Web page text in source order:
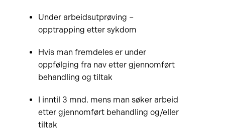
Under arbeidsutprøving –
opptrapping etter sykdom
Hvis man fremdeles er under
oppfølging fra nav etter gjennomført
behandling og tiltak
I inntil 3 mnd. mens man søker arbeid
etter gjennomført behandling og/eller
tiltak